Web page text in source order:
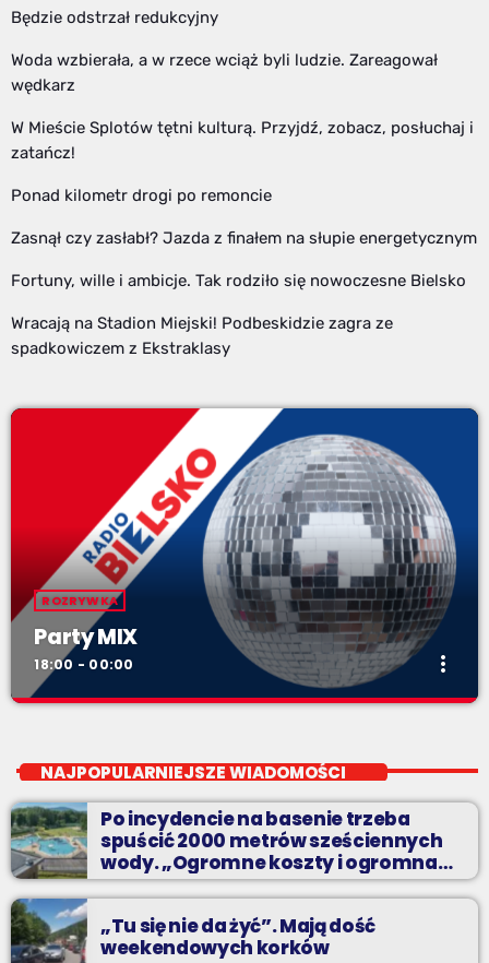
Będzie odstrzał redukcyjny
Woda wzbierała, a w rzece wciąż byli ludzie. Zareagował
wędkarz
W Mieście Splotów tętni kulturą. Przyjdź, zobacz, posłuchaj i
zatańcz!
Ponad kilometr drogi po remoncie
Zasnął czy zasłabł? Jazda z finałem na słupie energetycznym
Fortuny, wille i ambicje. Tak rodziło się nowoczesne Bielsko
Wracają na Stadion Miejski! Podbeskidzie zagra ze
spadkowiczem z Ekstraklasy
ROZRYWKA
Party MIX
18:00 - 00:00 more_vert
Planujesz domową prywatkę? Chcesz rozgrzać się przed
sobotnią imprezą? Masz ochotę pobawić się ze znajomymi przy
najlepszych dyskotekowych przebojach?
NAJPOPULARNIEJSZE WIADOMOŚCI
Po incydencie na basenie trzeba
spuścić 2000 metrów sześciennych
wody. „Ogromne koszty i ogromna
praca”
„Tu się nie da żyć”. Mają dość
weekendowych korków